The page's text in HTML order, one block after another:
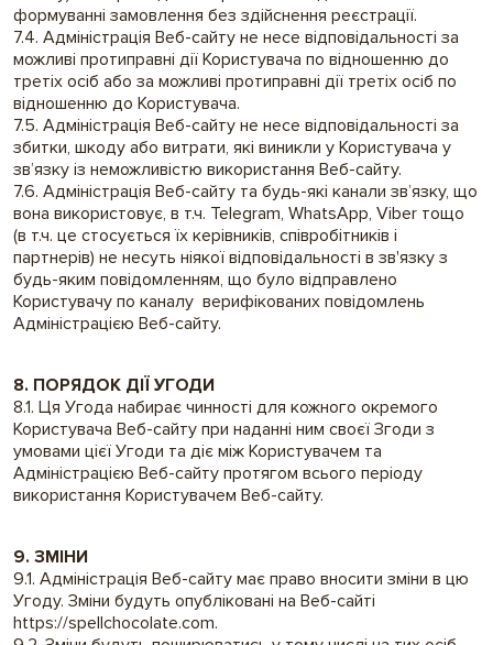
формуванні замовлення без здійснення реєстрації.
7.4. Адміністрація Веб-сайту не несе відповідальності за
можливі протиправні дії Користувача по відношенню до
третіх осіб або за можливі протиправні дії третіх осіб по
відношенню до Користувача.
7.5. Адміністрація Веб-сайту не несе відповідальності за
збитки, шкоду або витрати, які виникли у Користувача у
зв’язку із неможливістю використання Веб-сайту.
7.6. Адміністрація Веб-сайту та будь-які канали зв’язку, що
вона використовує, в т.ч. Telegram, WhatsApp, Viber тощо
(в т.ч. це стосується їх керівників, співробітників і
партнерів) не несуть ніякої відповідальності в зв'язку з
будь-яким повідомленням, що було відправлено
Користувачу по каналу верифікованих повідомлень
Адміністрацією Веб-сайту.
8. ПОРЯДОК ДІЇ УГОДИ
8.1. Ця Угода набирає чинності для кожного окремого
Користувача Веб-сайту при наданні ним своєї Згоди з
умовами цієї Угоди та діє між Користувачем та
Адміністрацією Веб-сайту протягом всього періоду
використання Користувачем Веб-сайту.
9. ЗМІНИ
9.1. Адміністрація Веб-сайту має право вносити зміни в цю
Угоду. Зміни будуть опубліковані на Веб-сайті
https://spellchocolate.com.